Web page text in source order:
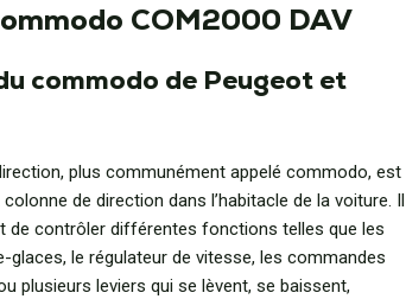
COM2000 DAV
commodo de Peugeot et
plus communément appelé commodo, est
de direction dans l’habitacle de la voiture. Il
de contrôler différentes fonctions telles que les
glaces, le régulateur de vitesse, les commandes
plusieurs leviers qui se lèvent, se baissent,